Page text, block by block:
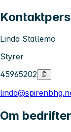
Linda Stallemo
Styrer
45965202
Om